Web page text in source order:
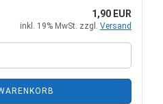
1,90 EUR
inkl. 19% MwSt. zzgl. Versand